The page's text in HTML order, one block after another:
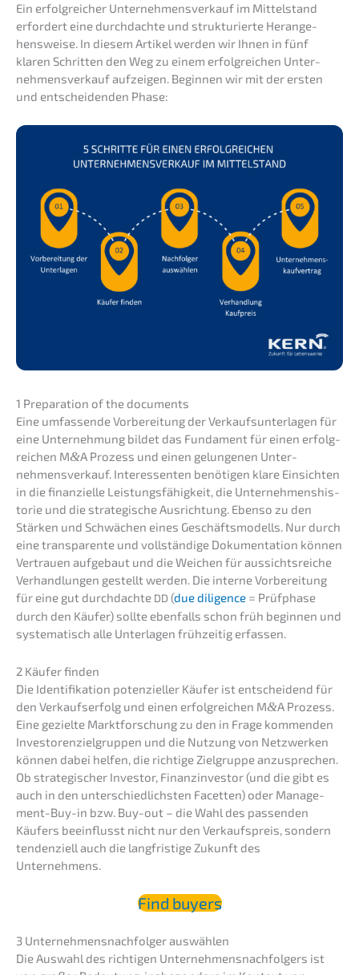
Ein erfolg­rei­cher Unter­nehmens­verkauf im Mittel­stand
erfor­dert eine durch­dach­te und struk­tu­rier­te Heran­ge­
hens­wei­se. In diesem Artikel werden wir Ihnen in fünf
klaren Schrit­ten den Weg zu einem erfolg­rei­chen Unter­
nehmens­verkauf aufzei­gen. Begin­nen wir mit der ersten
und entschei­den­den Phase:
1 Prepa­ra­ti­on of the documents
Eine umfas­sen­de Vorbe­rei­tung der Verkaufs­un­ter­la­gen für
eine Unter­neh­mung bildet das Funda­ment für einen erfolg­
rei­chen M&A Prozess und einen gelun­ge­nen Unter­
nehmens­verkauf. Inter­es­sen­ten benöti­gen klare Einsich­ten
in die finan­zi­el­le Leistungs­fä­hig­keit, die Unter­neh­mens­his­
to­rie und die strate­gi­sche Ausrich­tung. Ebenso zu den
Stärken und Schwä­chen eines Geschäfts­mo­dells. Nur durch
eine trans­pa­ren­te und vollstän­di­ge Dokumen­ta­ti­on können
Vertrau­en aufge­baut und die Weichen für aussichts­rei­che
Verhand­lun­gen gestellt werden. Die inter­ne Vorbe­rei­tung
für eine gut durch­dach­te DD (due diligence = Prüfpha­se
durch den Käufer) sollte ebenfalls schon früh begin­nen und
syste­ma­tisch alle Unter­la­gen frühzei­tig erfassen.
2 Käufer finden
Die Identi­fi­ka­ti­on poten­zi­el­ler Käufer ist entschei­dend für
den Verkaufs­er­folg und einen erfolg­rei­chen M&A Prozess.
Eine geziel­te Markt­for­schung zu den in Frage kommen­den
Inves­to­ren­ziel­grup­pen und die Nutzung von Netzwer­ken
können dabei helfen, die richti­ge Zielgrup­pe anzuspre­chen.
Ob strate­gi­scher Inves­tor, Finanz­in­ves­tor (und die gibt es
auch in den unter­schied­lichs­ten Facet­ten) oder Manage­
ment-Buy-in bzw. Buy-out – die Wahl des passen­den
Käufers beein­flusst nicht nur den Verkaufs­preis, sondern
tenden­zi­ell auch die langfris­ti­ge Zukunft des
Unternehmens.
Find buyers
3 Unter­neh­mens­nach­fol­ger auswählen
Die Auswahl des richti­gen Unter­neh­mens­nach­fol­gers ist